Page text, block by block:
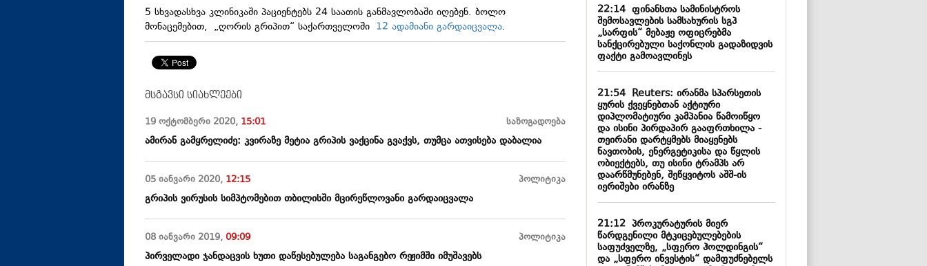
5 სხვადასხვა კლინიკაში პაციენტებს 24 საათის განმავლობაში იღებენ. ბოლო
მონაცემებით, „ღორის გრიპით“ საქართველოში 12 ადამიანი გარდაიცვალა.
მსგავსი სიახლეები
19 ოქტომბერი 2020, 15:01 საზოგადოება
ამირან გამყრელიძე: კვირაზე მეტია გრიპის ვაქცინა გვაქვს, თუმცა ათვისება დაბალია
05 იანვარი 2020, 12:15 პოლიტიკა
გრიპის ვირუსის სიმპტომებით თბილისში მცირეწლოვანი გარდაიცვალა
08 იანვარი 2019, 09:09 პოლიტიკა
პირველადი ჯანდაცვის ხუთი დაწესებულება საგანგებო რეჟიმში იმუშავებს
22:14ფინანსთა სამინისტროს
შემოსავლების სამსახურის სგპ
„სარფის“ მებაჟე ოფიცრებმა
სანქცირებული საქონლის გადაზიდვის
ფაქტი გამოავლინეს
21:54Reuters: ირანმა სპარსეთის
ყურის ქვეყნებთან აქტიური
დიპლომატიური კამპანია წამოიწყო
და ისინი პირდაპირ გააფრთხილა -
თეირანი დარტყმებს მიაყენებს
ნავთობის, ენერგეტიკისა და წყლის
ობიექტებს, თუ ისინი ტრამპს არ
დაარწმუნებენ, შეწყვიტოს აშშ-ის
იერიშები ირანზე
21:12პროკურატურის მიერ
წარდგენილი მტკიცებულებების
საფუძველზე, „სფერო ჰოლდინგის“
და „სფერო ინვესტის“ დამფუძნებელს